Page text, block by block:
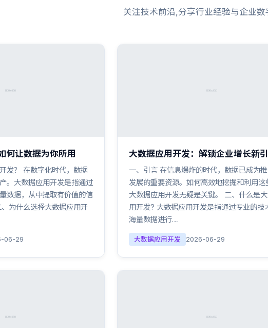
关注技术前沿,分享行业经验与企业数
何让数据为你所用
发？ 在数字化时代，数据
。大数据应用开发是指通过
数据，从中提取有价值的信
为什么选择大数据应用开
06-29
大数据应用开发：解锁企业增长新
一、引言 在信息爆炸的时代，数据已成为
发展的重要资源。如何高效地挖掘和利用这
大数据应用开发无疑是关键。 二、什么是
用开发? 大数据应用开发是指通过专业的技
海量数据进行…
大数据应用开发 2026-06-29